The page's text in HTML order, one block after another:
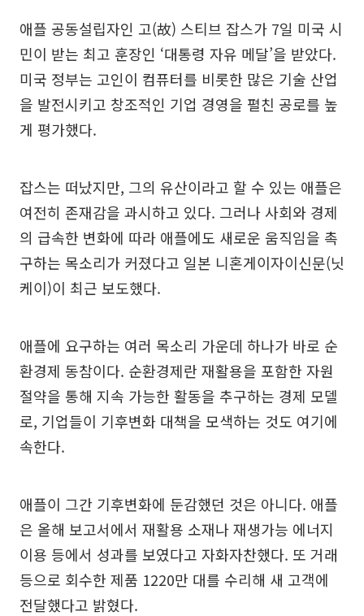
애플 공동설립자인 고(故) 스티브 잡스가 7일 미국 시
민이 받는 최고 훈장인 ‘대통령 자유 메달’을 받았다.
미국 정부는 고인이 컴퓨터를 비롯한 많은 기술 산업
을 발전시키고 창조적인 기업 경영을 펼친 공로를 높
게 평가했다.
잡스는 떠났지만, 그의 유산이라고 할 수 있는 애플은
여전히 존재감을 과시하고 있다. 그러나 사회와 경제
의 급속한 변화에 따라 애플에도 새로운 움직임을 촉
구하는 목소리가 커졌다고 일본 니혼게이자이신문(닛
케이)이 최근 보도했다.
애플에 요구하는 여러 목소리 가운데 하나가 바로 순
환경제 동참이다. 순환경제란 재활용을 포함한 자원
절약을 통해 지속 가능한 활동을 추구하는 경제 모델
로, 기업들이 기후변화 대책을 모색하는 것도 여기에
속한다.
애플이 그간 기후변화에 둔감했던 것은 아니다. 애플
은 올해 보고서에서 재활용 소재나 재생가능 에너지
이용 등에서 성과를 보였다고 자화자찬했다. 또 거래
등으로 회수한 제품 1220만 대를 수리해 새 고객에
전달했다고 밝혔다.